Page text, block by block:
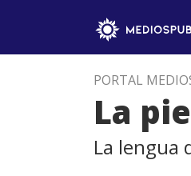
PORTAL
La
La lengua